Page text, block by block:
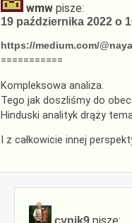
wmw pisze:
19 października 2022 o
https://medium.com/
===========
Kompleksowa analiza.
Tego jak doszliśmy do
Hinduski analityk drąży
I z całkowicie innej
cynik9 pisze: